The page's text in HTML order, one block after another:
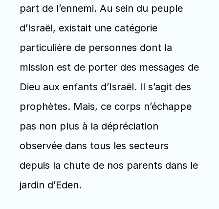
part de l’ennemi. Au sein du peuple
d’Israël, existait une catégorie
particulière de personnes dont la
mission est de porter des messages de
Dieu aux enfants d’Israël. Il s’agit des
prophètes. Mais, ce corps n’échappe
pas non plus à la dépréciation
observée dans tous les secteurs
depuis la chute de nos parents dans le
jardin d’Eden.